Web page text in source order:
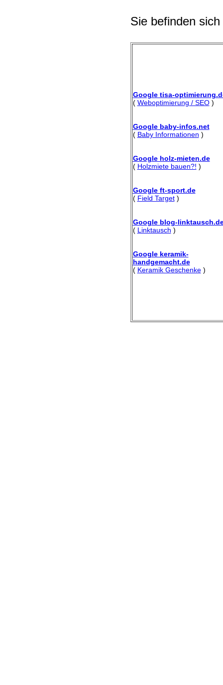
Sie befinden
Google tisa-
( Weboptimierung / SEO)
Google baby-infos.net
( Baby Informationen )
Google holz-mieten.de
( Holzmiete bauen?! )
Google ft-sport.de
( Field Target)
Google blog-
( Linktausch )
Google keramik-
handgemacht.de
( Keramik Geschenke)